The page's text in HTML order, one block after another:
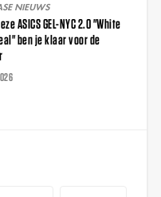
NIEUWS
ASICS GEL-NYC 2.0 "White
ben je klaar voor de